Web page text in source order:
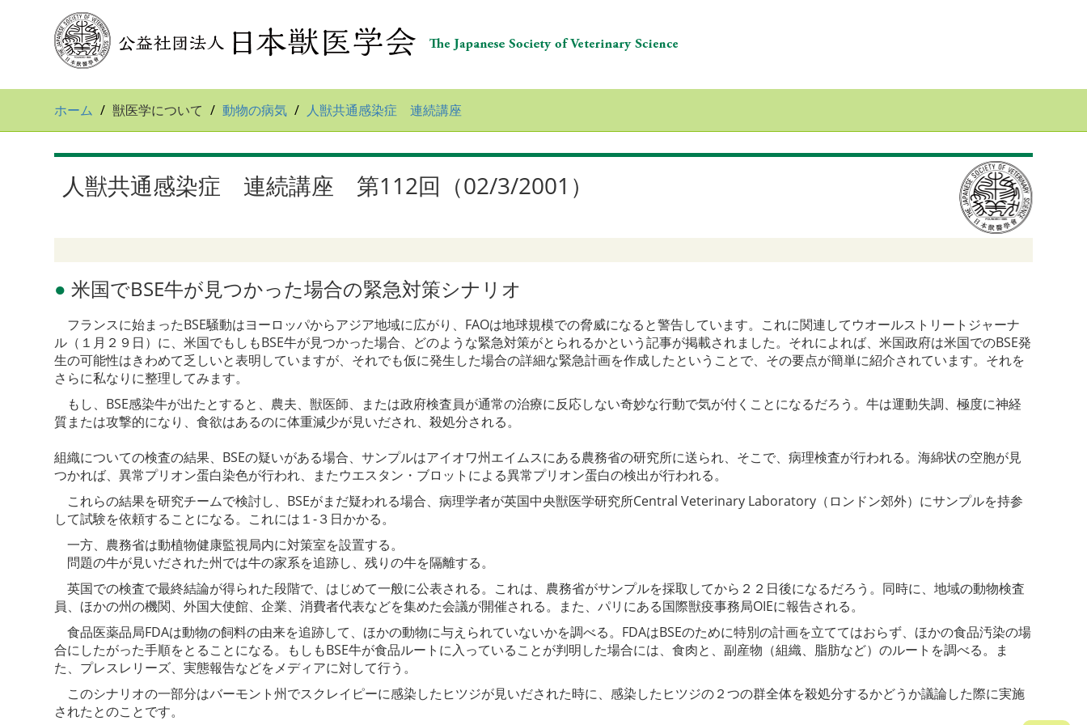
ホーム 獣医学について 動物の病気 人獣共通感染症 連続講座
人獣共通感染症 連続講座 第112回（02/3/2001）
● 米国でBSE牛が見つかった場合の緊急対策シナリオ
フランスに始まったBSE騒動はヨーロッパからアジア地域に広がり、FAOは地球規模での脅威になると警告しています。これに関連してウオールストリートジャーナ
ル（１月２９日）に、米国でもしもBSE牛が見つかった場合、どのような緊急対策がとられるかという記事が掲載されました。それによれば、米国政府は米国でのBSE発
生の可能性はきわめて乏しいと表明していますが、それでも仮に発生した場合の詳細な緊急計画を作成したということで、その要点が簡単に紹介されています。それを
さらに私なりに整理してみます。
もし、BSE感染牛が出たとすると、農夫、獣医師、または政府検査員が通常の治療に反応しない奇妙な行動で気が付くことになるだろう。牛は運動失調、極度に神経
質または攻撃的になり、食欲はあるのに体重減少が見いだされ、殺処分される。
組織についての検査の結果、BSEの疑いがある場合、サンプルはアイオワ州エイムスにある農務省の研究所に送られ、そこで、病理検査が行われる。海綿状の空胞が見
つかれば、異常プリオン蛋白染色が行われ、またウエスタン・ブロットによる異常プリオン蛋白の検出が行われる。
これらの結果を研究チームで検討し、BSEがまだ疑われる場合、病理学者が英国中央獣医学研究所Central Veterinary Laboratory（ロンドン郊外）にサンプルを持参
して試験を依頼することになる。これには１-３日かかる。
一方、農務省は動植物健康監視局内に対策室を設置する。
問題の牛が見いだされた州では牛の家系を追跡し、残りの牛を隔離する。
英国での検査で最終結論が得られた段階で、はじめて一般に公表される。これは、農務省がサンプルを採取してから２２日後になるだろう。同時に、地域の動物検査
員、ほかの州の機関、外国大使館、企業、消費者代表などを集めた会議が開催される。また、パリにある国際獣疫事務局OIEに報告される。
食品医薬品局FDAは動物の飼料の由来を追跡して、ほかの動物に与えられていないかを調べる。FDAはBSEのために特別の計画を立ててはおらず、ほかの食品汚染の場
合にしたがった手順をとることになる。もしもBSE牛が食品ルートに入っていることが判明した場合には、食肉と、副産物（組織、脂肪など）のルートを調べる。ま
た、プレスレリーズ、実態報告などをメディアに対して行う。
このシナリオの一部分はバーモント州でスクレイピーに感染したヒツジが見いだされた時に、感染したヒツジの２つの群全体を殺処分するかどうか議論した際に実施
されたとのことです。